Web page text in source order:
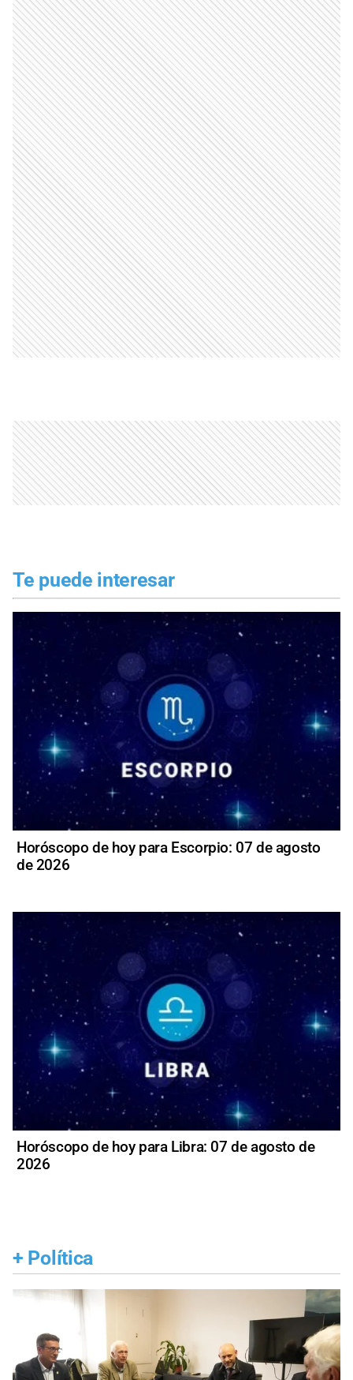
Te puede interesar
Horóscopo de hoy para Escorpio: 07 de agosto
de 2026
Horóscopo de hoy para Libra: 07 de agosto de
2026
+ Política